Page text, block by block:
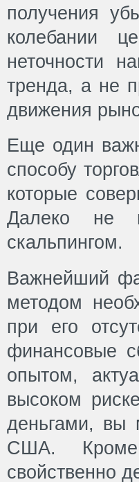
получения
колебании
неточности
тренда, а не
движения
Еще один
способу
которые
Далеко не
скальпингом.
Важнейший
методом
при его
финансовые
опытом,
высоком
деньгами, вы
США. Кроме
свойственно